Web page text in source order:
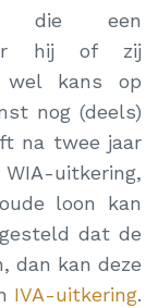
die een
hij of zij
wel kans op
nog (deels)
na twee jaar
uitkering,
loon kan
dat de
dan kan deze
IVA-uitkering.